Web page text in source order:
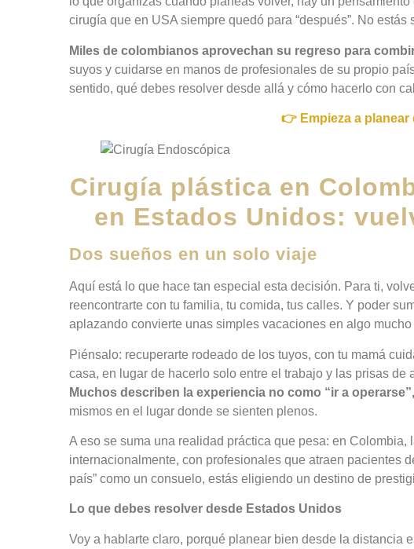
cirugía que en USA siempre quedó para “después”. No estás
Miles de colombianos aprovechan su regreso para
suyos y cuidarse en manos de profesionales de su propio
sentido, qué debes resolver desde allá y cómo hacerlo con
👉 Empieza a planear
Cirugía plástica en
en Estados Unidos:
Dos sueños en un solo viaje
Aquí está lo que hace tan especial esta decisión. Para ti,
reencontrarte con tu familia, tu comida, tus calles. Y poder
aplazando convierte unas simples vacaciones en algo
Piénsalo: recuperarte rodeado de los tuyos, con tu mamá
casa, en lugar de hacerlo solo entre el trabajo y las prisas de
Muchos describen la experiencia no como “ir a
mismos en el lugar donde se sienten plenos.
A eso se suma una realidad práctica que pesa: en
internacionalmente, con profesionales que atraen pacientes
país” como un consuelo, estás eligiendo un destino de
Lo que debes resolver desde Estados Unidos
Voy a hablarte claro, porqué planear bien desde la distancia